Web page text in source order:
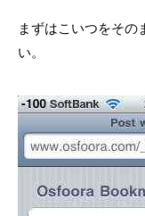
まずはこいつをその
い。